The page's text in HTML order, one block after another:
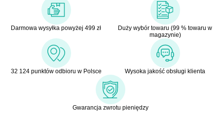
Darmowa wysyłka powyżej 499 zł
Duży wybór towaru (99 % towaru w
magazynie)
32 124 punktów odbioru w Polsce Wysoka jakość obsługi klienta
Gwarancja zwrotu pieniędzy